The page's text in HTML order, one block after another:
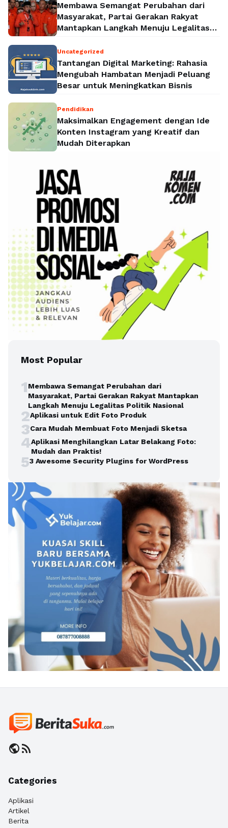
Membawa Semangat Perubahan dari
Masyarakat, Partai Gerakan Rakyat
Mantapkan Langkah Menuju Legalitas
Uncategorized
Tantangan Digital Marketing: Rahasia
Mengubah Hambatan Menjadi Peluang
Besar untuk Meningkatkan Bisnis
Pendidikan
Maksimalkan Engagement dengan Ide
Konten Instagram yang Kreatif dan
Mudah Diterapkan
Most Popular
1Membawa Semangat Perubahan dari
Masyarakat, Partai Gerakan Rakyat Mantapkan
Langkah Menuju Legalitas Politik Nasional
2Aplikasi untuk Edit Foto Produk
3Cara Mudah Membuat Foto Menjadi Sketsa
4Aplikasi Menghilangkan Latar Belakang Foto:
Mudah dan Praktis!
53 Awesome Security Plugins for WordPress
publicrss_feed
Categories
Aplikasi
Artikel
Berita